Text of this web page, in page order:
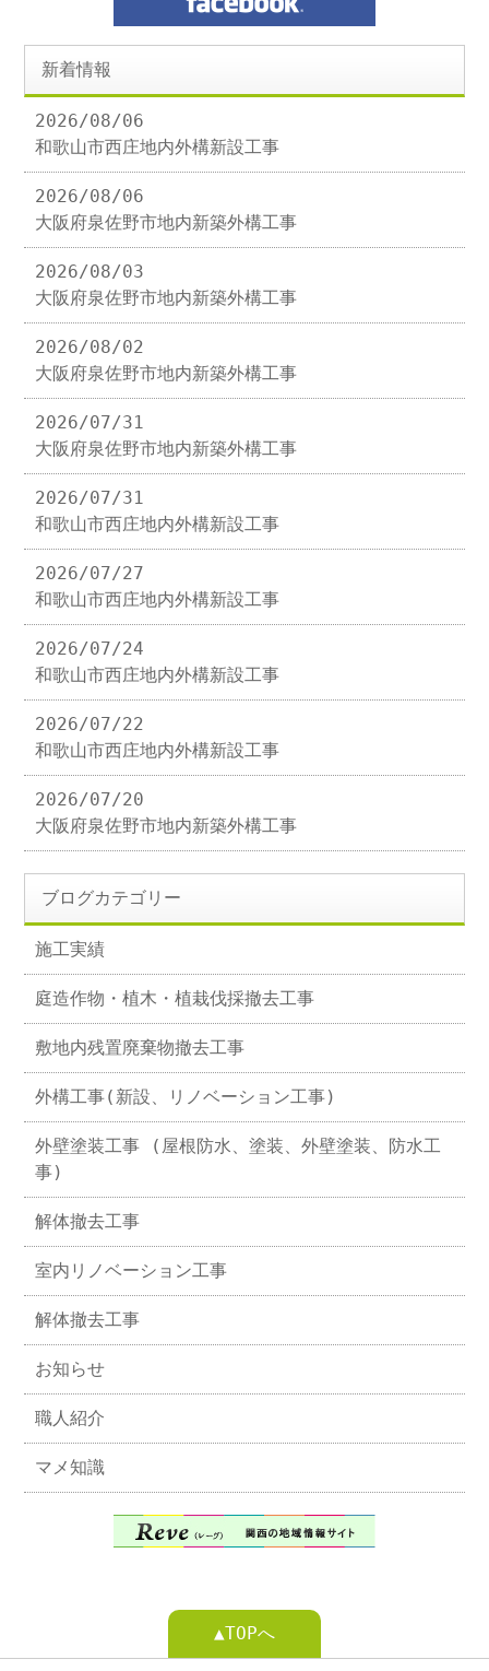
新着情報
2026/08/06
和歌山市西庄地内外構新設工事
2026/08/06
大阪府泉佐野市地内新築外構工事
2026/08/03
大阪府泉佐野市地内新築外構工事
2026/08/02
大阪府泉佐野市地内新築外構工事
2026/07/31
大阪府泉佐野市地内新築外構工事
2026/07/31
和歌山市西庄地内外構新設工事
2026/07/27
和歌山市西庄地内外構新設工事
2026/07/24
和歌山市西庄地内外構新設工事
2026/07/22
和歌山市西庄地内外構新設工事
2026/07/20
大阪府泉佐野市地内新築外構工事
ブログカテゴリー
施工実績
庭造作物・植木・植栽伐採撤去工事
敷地内残置廃棄物撤去工事
外構工事(新設、リノベーション工事)
外壁塗装工事 (屋根防水、塗装、外壁塗装、防水工
事)
解体撤去工事
室内リノベーション工事
解体撤去工事
お知らせ
職人紹介
マメ知識
▲TOPへ